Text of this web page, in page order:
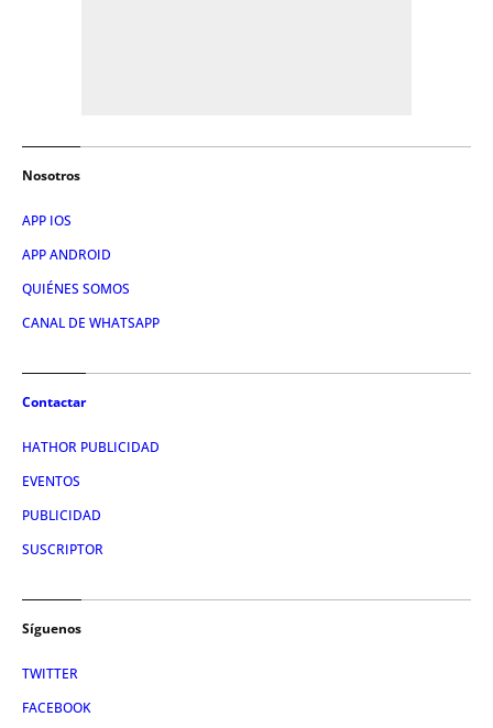
Nosotros
APP IOS
APP ANDROID
QUIÉNES SOMOS
CANAL DE WHATSAPP
Contactar
HATHOR PUBLICIDAD
EVENTOS
PUBLICIDAD
SUSCRIPTOR
Síguenos
TWITTER
FACEBOOK